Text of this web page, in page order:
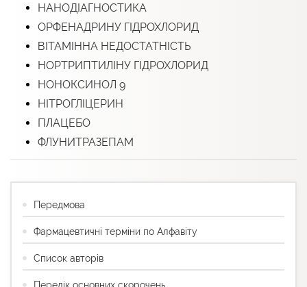
НАНОДІАГНОСТИКА
ОРФЕНАДРИНУ ГІДРОХЛОРИД
ВІТАМІННА НЕДОСТАТНІСТЬ
НОРТРИПТИЛІНУ ГІДРОХЛОРИД
НОНОКСИНОЛ 9
НІТРОГЛІЦЕРИН
ПЛАЦЕБО
ФЛУНИТРАЗЕПАМ
Передмова
Фармацевтичні терміни по Алфавіту
Список авторів
Перелік основних скорочень